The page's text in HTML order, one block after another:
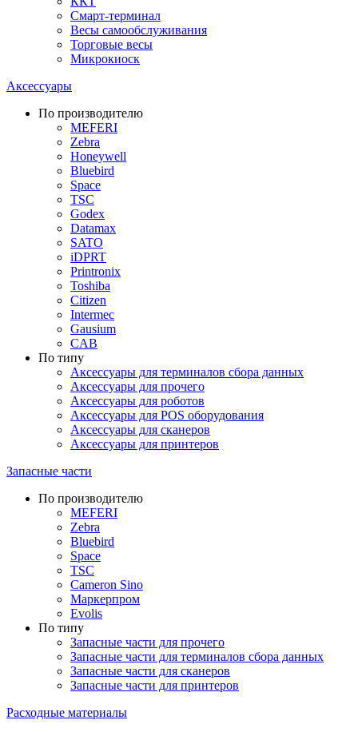
Смарт-терминал
Весы самообслуживания
Торговые весы
Микрокиоск
Аксессуары
По производителю
MEFERI
Zebra
Honeywell
Bluebird
Space
TSC
Godex
Datamax
SATO
iDPRT
Printronix
Toshiba
Citizen
Intermec
Gausium
CAB
По типу
Аксессуары для терминалов сбора данных
Аксессуары для прочего
Аксессуары для роботов
Аксессуары для POS оборудования
Аксессуары для сканеров
Аксессуары для принтеров
Запасные части
По производителю
MEFERI
Zebra
Bluebird
Space
TSC
Cameron Sino
Маркерпром
Evolis
По типу
Запасные части для прочего
Запасные части для терминалов сбора данных
Запасные части для сканеров
Запасные части для принтеров
Расходные материалы